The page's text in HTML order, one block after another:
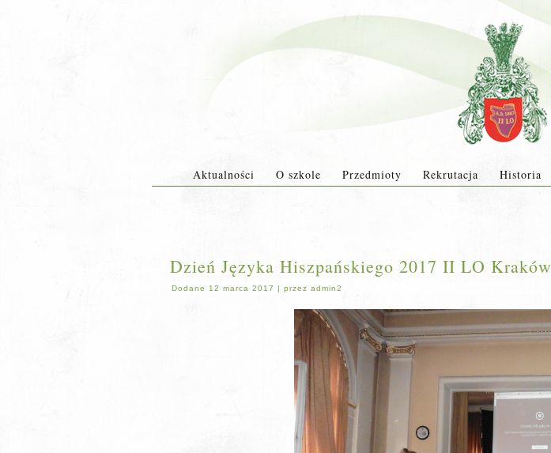
Aktualności O szkole Przedmioty Rekrutacja Historia
Dzień Języka Hiszpańskiego 2017 II LO Kraków
Dodane 12 marca 2017 | przez admin2